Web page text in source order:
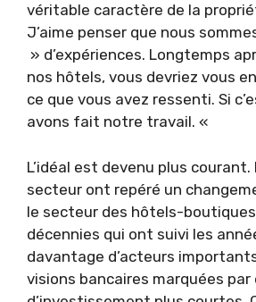
véritable caractère de la
J’aime penser que nous
» d’expériences. Longtemps
nos hôtels, vous devriez vous
ce que vous avez ressenti. Si
avons fait notre travail. «
L’idéal est devenu plus
secteur ont repéré un
le secteur des hôtels-
décennies qui ont suivi les
davantage d’acteurs
visions bancaires marquées par